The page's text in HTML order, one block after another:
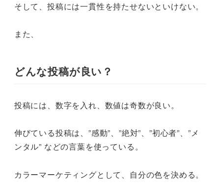
そして、投稿には一貫性を持たせないといけない。
また、
どんな投稿が良い？
投稿には、数字を入れ、数値は奇数が良い。
伸びている投稿は、”感動”、”絶対”、”初心者”、”メ
ンタル” などの言葉を使っている。
カラーマーケティングとして、自分の色を決める。